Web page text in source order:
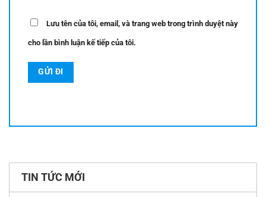
Lưu tên của tôi, email, và trang web trong trình duyệt này
cho lần bình luận kế tiếp của tôi.
TIN TỨC MỚI